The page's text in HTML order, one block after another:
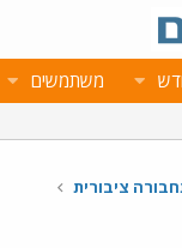
משתמשים
ציבורית